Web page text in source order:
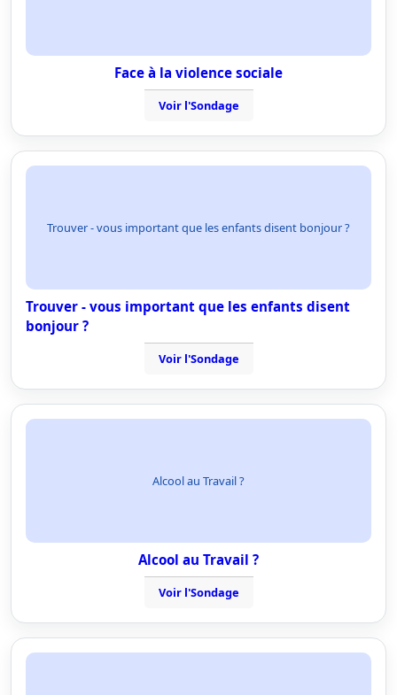
Face à la violence sociale
Voir l'Sondage
Trouver - vous important que les enfants disent bonjour ?
Trouver - vous important que les enfants disent
bonjour ?
Voir l'Sondage
Alcool au Travail ?
Alcool au Travail ?
Voir l'Sondage